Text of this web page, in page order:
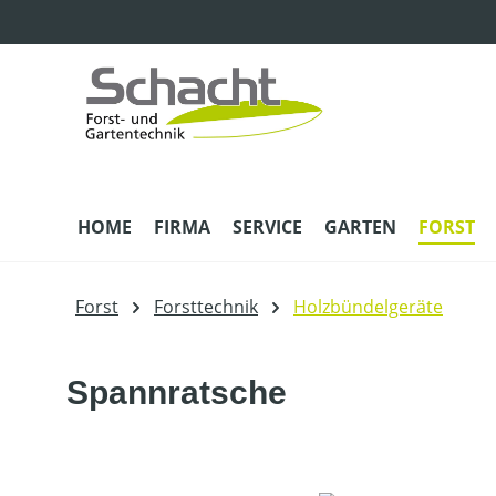
HOME FIRMA SERVICE GARTEN FORST
Forst Forsttechnik Holzbündelgeräte
Spannratsche